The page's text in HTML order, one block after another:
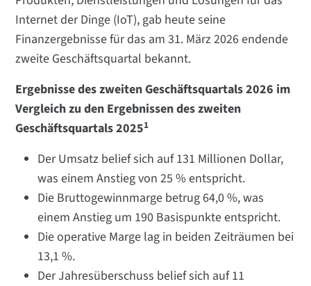
Internet der Dinge (IoT), gab heute seine
Finanzergebnisse für das am 31. März 2026 endende
zweite Geschäftsquartal bekannt.
Ergebnisse des zweiten Geschäftsquartals 2026 im
Vergleich zu den Ergebnissen des zweiten
Geschäftsquartals 20251
Der Umsatz belief sich auf 131 Millionen Dollar,
was einem Anstieg von 25 % entspricht.
Die Bruttogewinnmarge betrug 64,0 %, was
einem Anstieg um 190 Basispunkte entspricht.
Die operative Marge lag in beiden Zeiträumen bei
13,1 %.
Der Jahresüberschuss belief sich auf 11